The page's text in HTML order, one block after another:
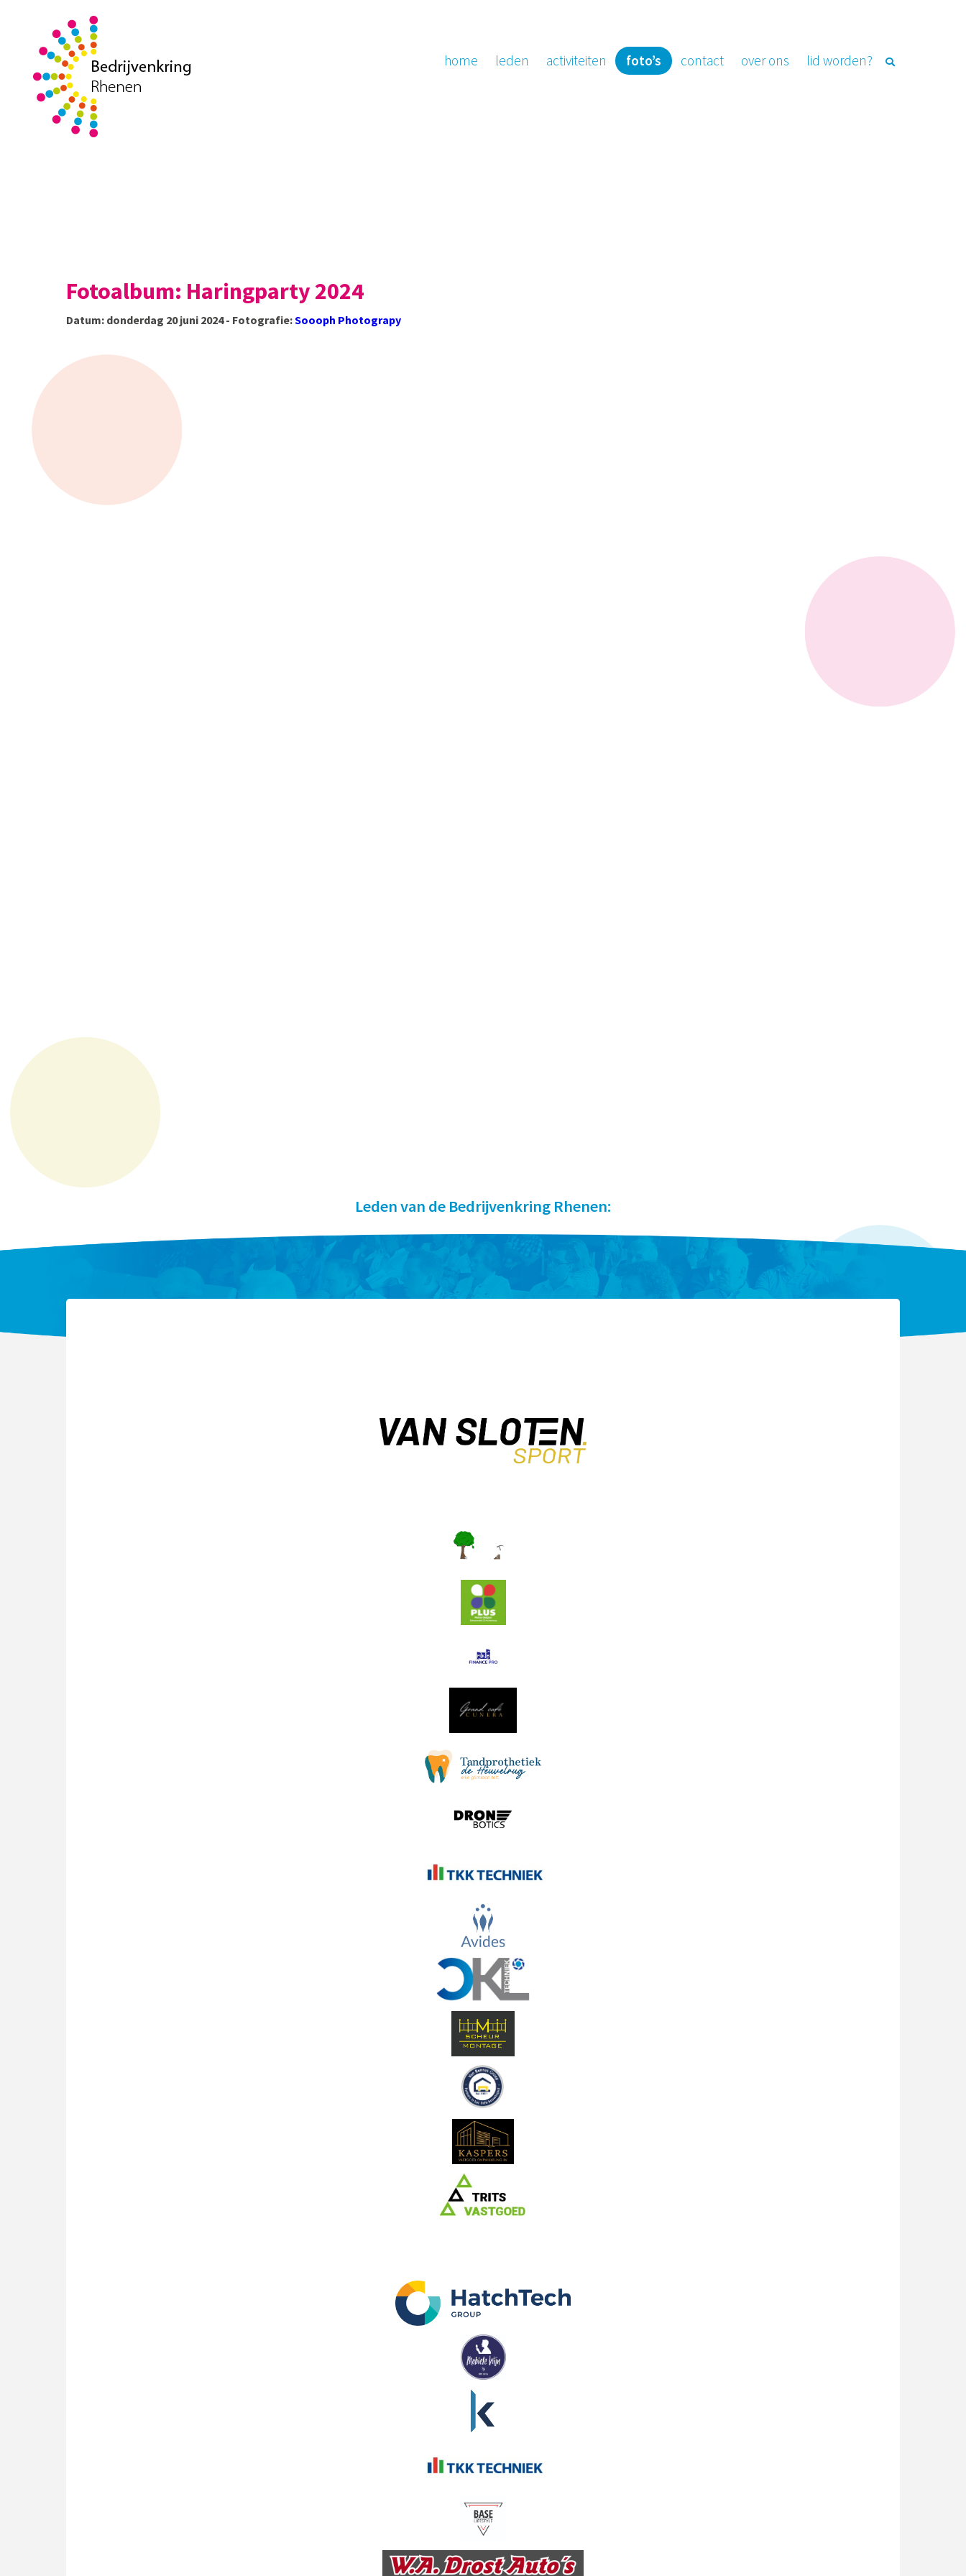
home leden activiteiten foto’s contact over ons lid worden?
Fotoalbum: Haringparty 2024
Datum: donderdag 20 juni 2024 - Fotografie:Soooph Photograpy
Leden van de Bedrijvenkring Rhenen: